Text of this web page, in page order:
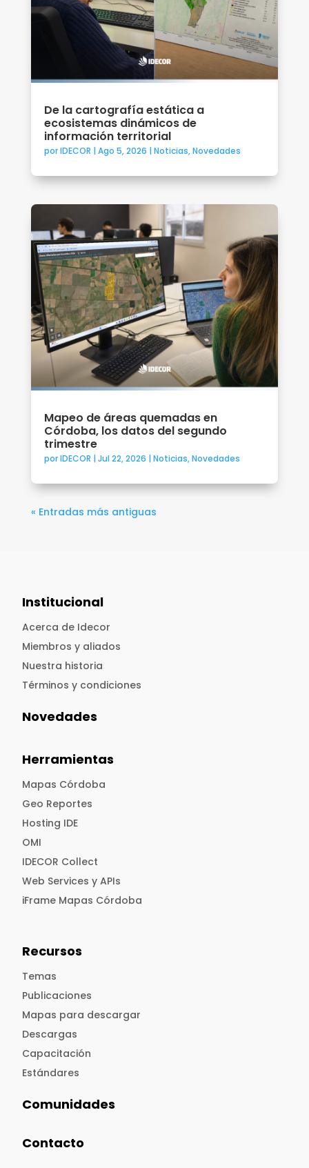
De la cartografía estática a
ecosistemas dinámicos de
información territorial
porIDECOR | Ago 5, 2026 | Noticias,Novedades
Mapeo de áreas quemadas en
Córdoba, los datos del segundo
trimestre
porIDECOR | Jul 22, 2026 | Noticias,Novedades
« Entradas más antiguas
Institucional
Acerca de Idecor
Miembros y aliados
Nuestra historia
Términos y condiciones
Novedades
Herramientas
Mapas Córdoba
Geo Reportes
Hosting IDE
OMI
IDECOR Collect
Web Services y APIs
iFrame Mapas Córdoba
Recursos
Temas
Publicaciones
Mapas para descargar
Descargas
Capacitación
Estándares
Comunidades
Contacto